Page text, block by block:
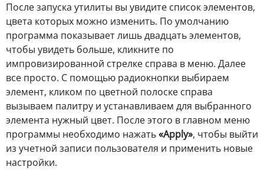
После запуска утилиты вы увидите список элементов,
цвета которых можно изменить. По умолчанию
программа показывает лишь двадцать элементов,
чтобы увидеть больше, кликните по
импровизированной стрелке справа в меню. Далее
все просто. С помощью радиокнопки выбираем
элемент, кликом по цветной полоске справа
вызываем палитру и устанавливаем для выбранного
элемента нужный цвет. После этого в главном меню
программы необходимо нажать«Apply», чтобы выйти
из учетной записи пользователя и применить новые
настройки.